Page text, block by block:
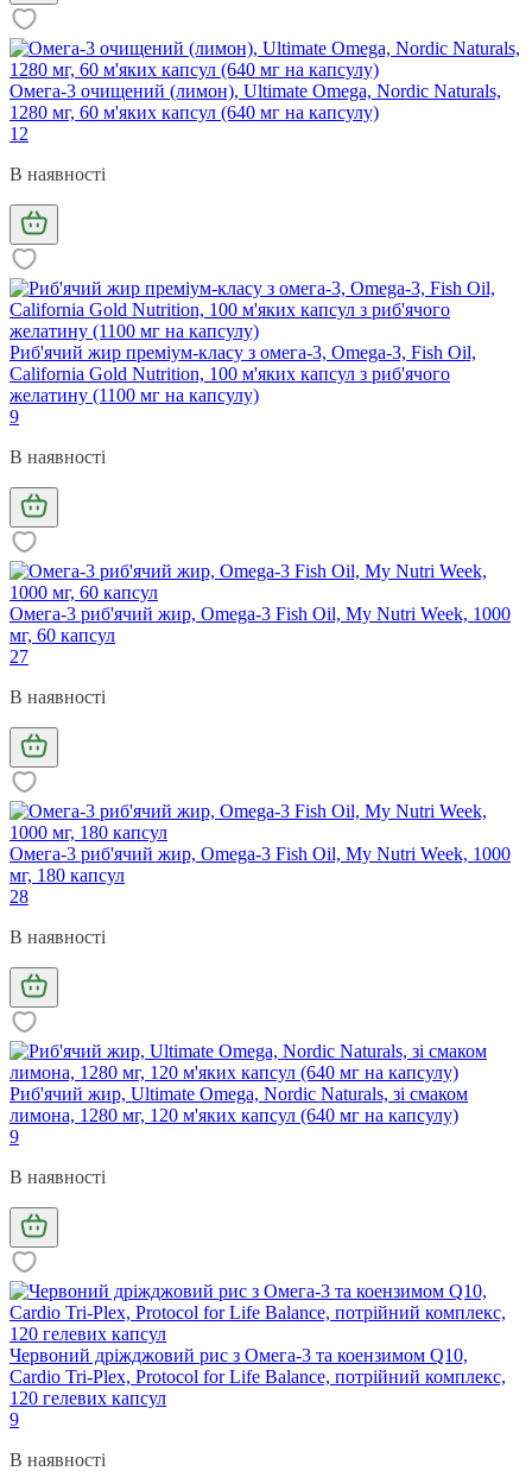
Омега-3 очищений (лимон), Ultimate Omega, Nordic Naturals,
1280 мг, 60 м'яких капсул (640 мг на капсулу)
12
В наявності
Риб'ячий жир преміум-класу з омега-3, Omega-3, Fish Oil,
California Gold Nutrition, 100 м'яких капсул з риб'ячого
желатину (1100 мг на капсулу)
9
В наявності
Омега-3 риб'ячий жир, Omega-3 Fish Oil, My Nutri Week, 1000
мг, 60 капсул
27
В наявності
Омега-3 риб'ячий жир, Omega-3 Fish Oil, My Nutri Week, 1000
мг, 180 капсул
28
В наявності
Риб'ячий жир, Ultimate Omega, Nordic Naturals, зі смаком
лимона, 1280 мг, 120 м'яких капсул (640 мг на капсулу)
9
В наявності
Червоний дріжджовий рис з Омега-3 та коензимом Q10,
Cardio Tri-Plex, Protocol for Life Balance, потрійний комплекс,
120 гелевих капсул
9
В наявності